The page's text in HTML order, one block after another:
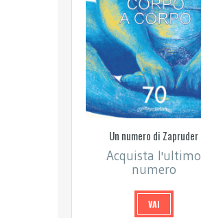
Un numero di Zapruder
Acquista l'ultimo
numero
VAI